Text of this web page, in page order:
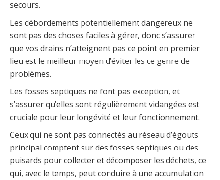
secours.
Les débordements potentiellement dangereux ne
sont pas des choses faciles à gérer, donc s’assurer
que vos drains n’atteignent pas ce point en premier
lieu est le meilleur moyen d’éviter les ce genre de
problèmes.
Les fosses septiques ne font pas exception, et
s’assurer qu’elles sont régulièrement vidangées est
cruciale pour leur longévité et leur fonctionnement.
Ceux qui ne sont pas connectés au réseau d’égouts
principal comptent sur des fosses septiques ou des
puisards pour collecter et décomposer les déchets, ce
qui, avec le temps, peut conduire à une accumulation